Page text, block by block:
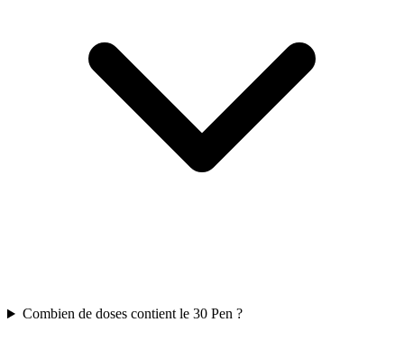
Combien de doses contient le 30 Pen ?